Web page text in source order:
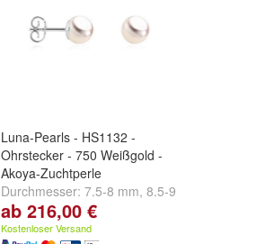
Luna-Pearls - HS1132 -
Ohrstecker - 750 Weißgold -
Akoya-Zuchtperle
Durchmesser: 7.5-8 mm, 8.5-9
mm ,8-8.5 mm und
ab 216,00 €
Kostenloser Versand